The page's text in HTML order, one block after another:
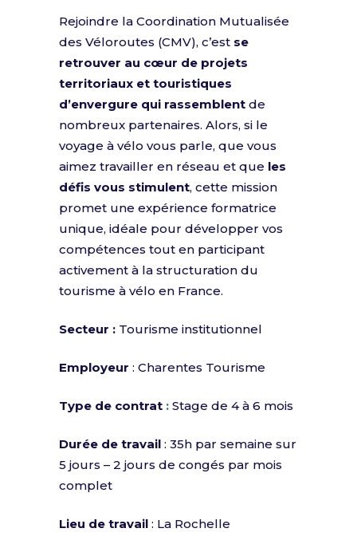
Rejoindre la Coordination Mutualisée
des Véloroutes (CMV), c’est se
retrouver au cœur de projets
territoriaux et touristiques
d’envergure qui rassemblent de
nombreux partenaires. Alors, si le
voyage à vélo vous parle, que vous
aimez travailler en réseau et que les
défis vous stimulent, cette mission
promet une expérience formatrice
unique, idéale pour développer vos
compétences tout en participant
activement à la structuration du
tourisme à vélo en France.
Secteur : Tourisme institutionnel
Employeur : Charentes Tourisme
Type de contrat : Stage de 4 à 6 mois
Durée de travail : 35h par semaine sur
5 jours – 2 jours de congés par mois
complet
Lieu de travail : La Rochelle